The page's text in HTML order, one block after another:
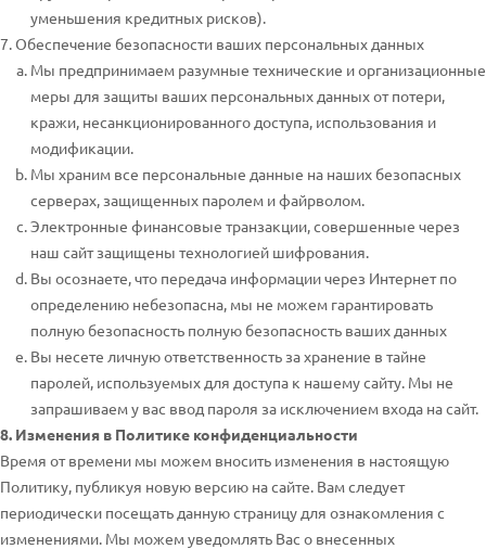
уменьшения кредитных рисков).
7. Обеспечение безопасности ваших персональных данных
Мы предпринимаем разумные технические и организационные
меры для защиты ваших персональных данных от потери,
кражи, несанкционированного доступа, использования и
модификации.
Мы храним все персональные данные на наших безопасных
серверах, защищенных паролем и файрволом.
Электронные финансовые транзакции, совершенные через
наш сайт защищены технологией шифрования.
Вы осознаете, что передача информации через Интернет по
определению небезопасна, мы не можем гарантировать
полную безопасность полную безопасность ваших данных
Вы несете личную ответственность за хранение в тайне
паролей, используемых для доступа к нашему сайту. Мы не
запрашиваем у вас ввод пароля за исключением входа на сайт.
8. Изменения в Политике конфиденциальности
Время от времени мы можем вносить изменения в настоящую
Политику, публикуя новую версию на сайте. Вам следует
периодически посещать данную страницу для ознакомления с
изменениями. Мы можем уведомлять Вас о внесенных